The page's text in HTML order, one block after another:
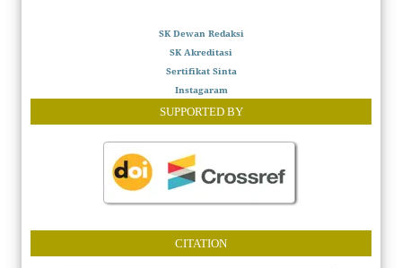
SK Dewan Redaksi
SK Akreditasi
Sertifikat Sinta
Instagaram
SUPPORTED BY
CITATION